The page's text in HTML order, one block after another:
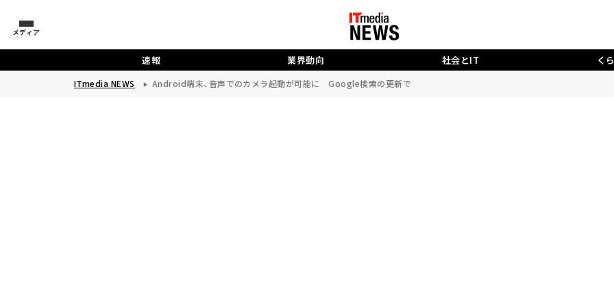
メディア
速報 業界動向 社会とIT く
ITmedia NEWS Android端末、音声でのカメラ起動が可能に Google検索の更新で